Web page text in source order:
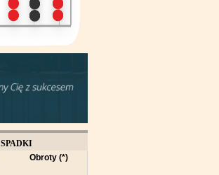
SPADKI
Obroty (*)